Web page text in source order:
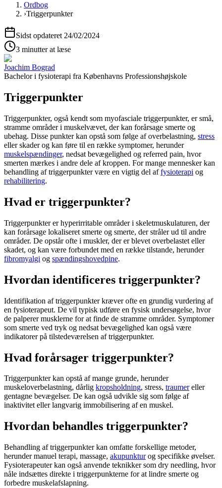
Ordbog
›Triggerpunkter
Sidst opdateret 24/02/2024
3 minutter at læse
Joachim Bograd
Bachelor i fysioterapi fra Københavns Professionshøjskole
Triggerpunkter
Triggerpunkter, også kendt som myofasciale triggerpunkter, er små,
stramme områder i muskelvævet, der kan forårsage smerte og
ubehag. Disse punkter kan opstå som følge af overbelastning, stress
eller skader og kan føre til en række symptomer, herunder
muskelspændinger, nedsat bevægelighed og referred pain, hvor
smerten mærkes i andre dele af kroppen. For mange mennesker kan
behandling aftriggerpunktervære en vigtig del affysioterapi og
rehabilitering.
Hvad er triggerpunkter?
Triggerpunkterer hyperirritable områder i skeletmuskulaturen, der
kan forårsage lokaliseret smerte og smerte, der stråler ud til andre
områder. De opstår ofte i muskler, der er blevet overbelastet eller
skadet, og kan være forbundet med en række tilstande, herunder
fibromyalgi og spændingshovedpine.
Hvordan identificeres triggerpunkter?
Identifikation aftriggerpunkterkræver ofte en grundig vurdering af
en fysioterapeut. De vil typisk udføre en fysisk undersøgelse, hvor
de palperer musklerne for at finde de stramme områder. Symptomer
som smerte ved tryk og nedsat bevægelighed kan også være
indikatorer på tilstedeværelsen aftriggerpunkter.
Hvad forårsager triggerpunkter?
Triggerpunkterkan opstå af mange grunde, herunder
muskeloverbelastning, dårlig kropsholdning, stress, traumereller
gentagne bevægelser. De kan også udvikle sig som følge af
inaktivitet eller langvarig immobilisering af en muskel.
Hvordan behandles triggerpunkter?
Behandling aftriggerpunkterkan omfatte forskellige metoder,
herunder manuel terapi, massage, akupunkturog specifikke øvelser.
Fysioterapeuter kan også anvende teknikker som dry needling, hvor
nåle indsættes direkte i triggerpunkterne for at lindre smerte og
forbedre muskelafslapning.